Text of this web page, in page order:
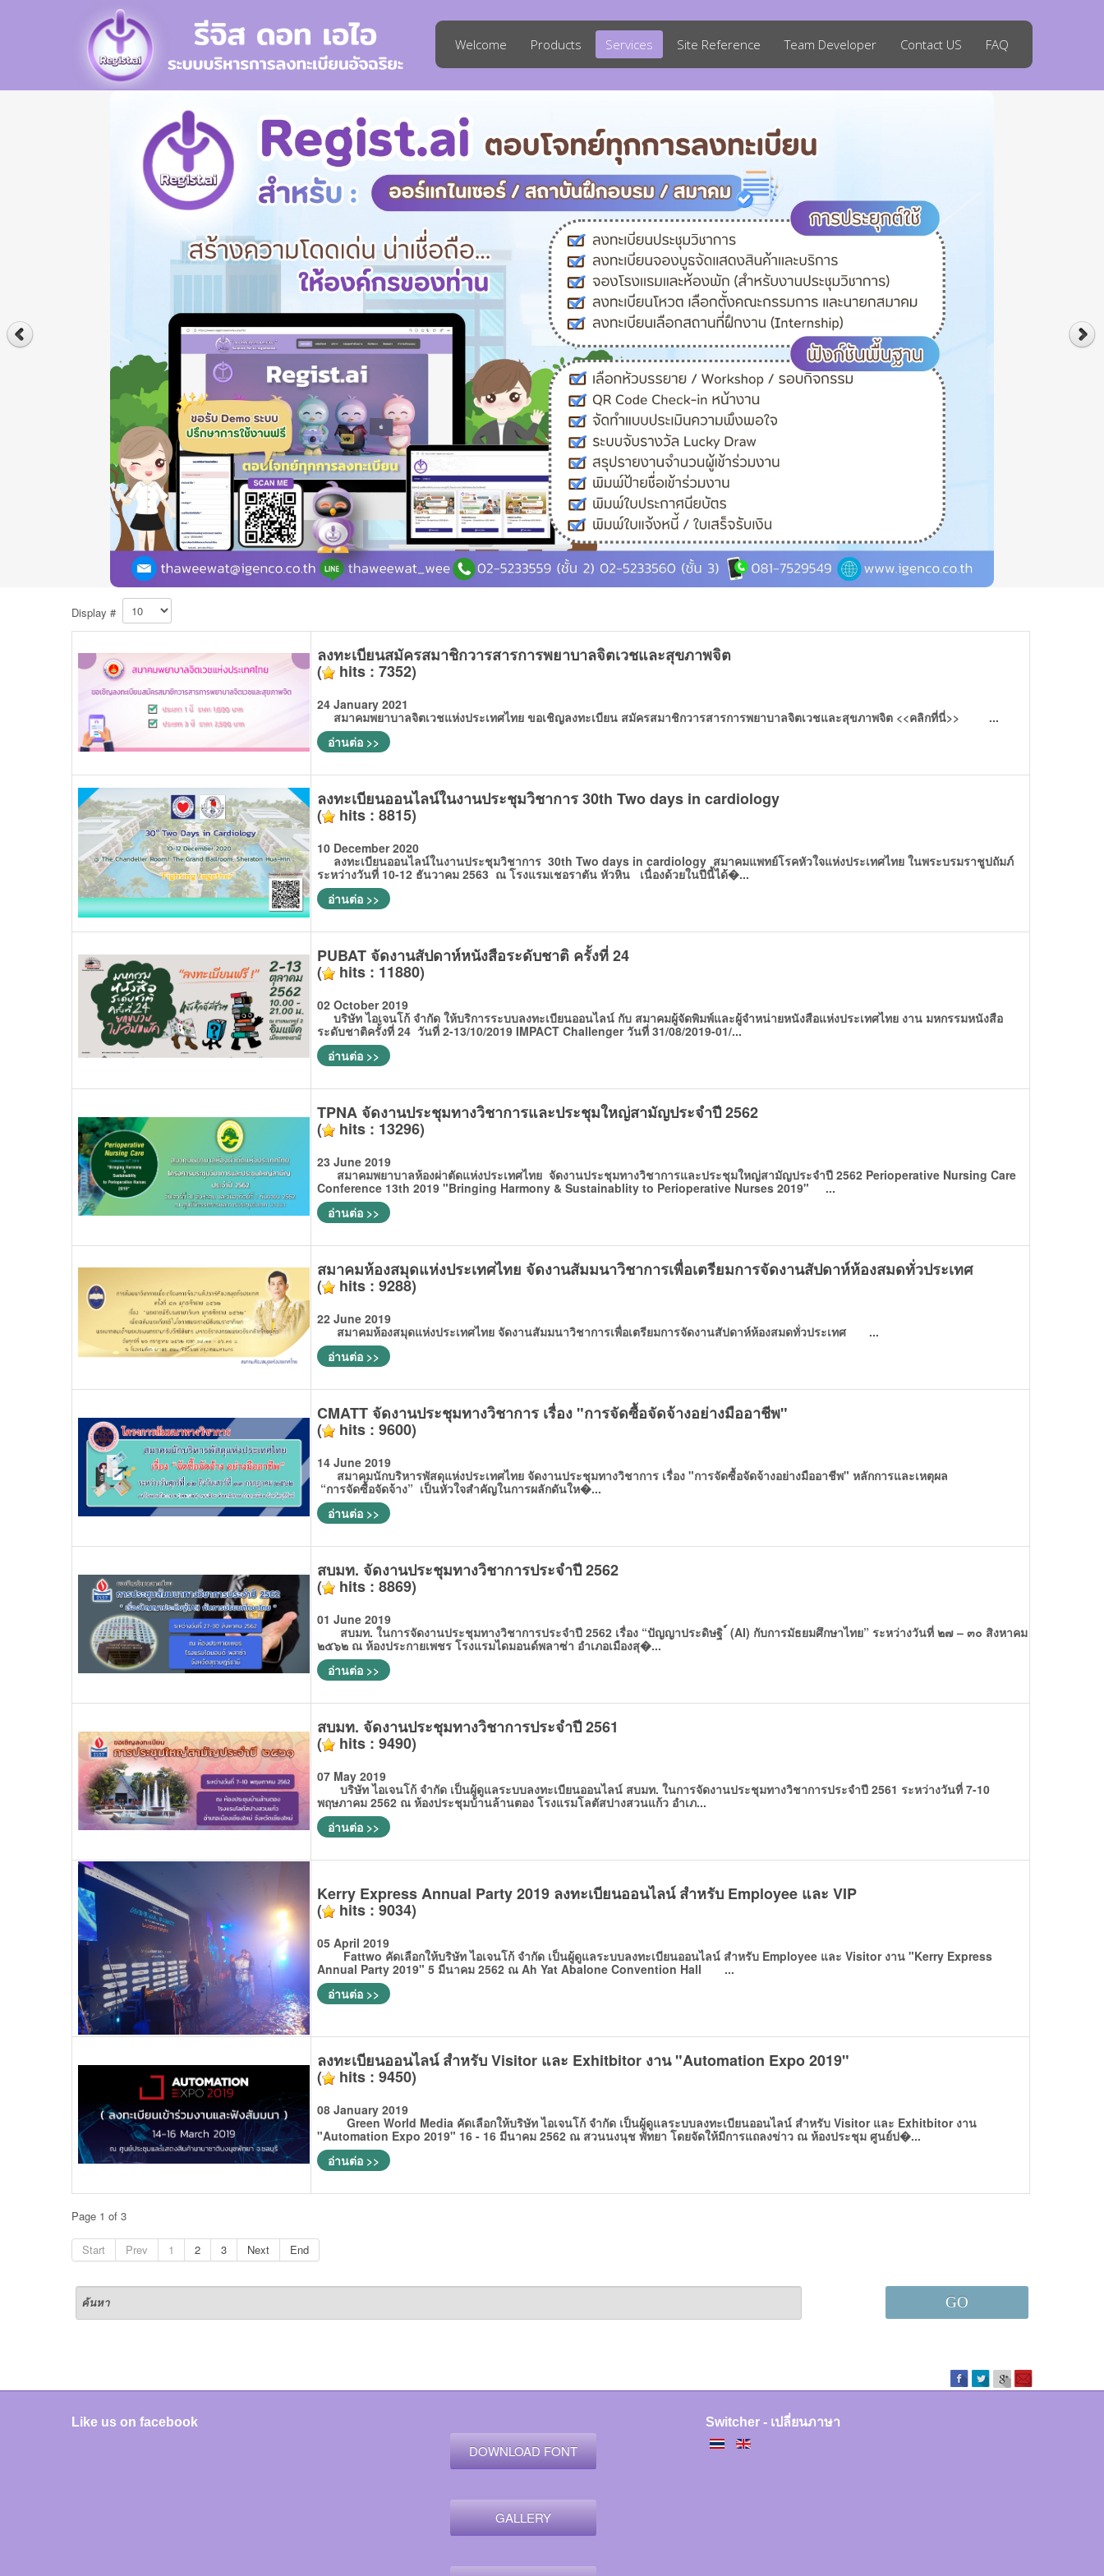
Welcome Products Services Site Reference Team Developer Contact US FAQ
Display #
ลงทะเบียนสมัครสมาชิกวารสารการพยาบาลจิตเวชและสุขภาพจิต
( hits : 7352)
24 January 2021
สมาคมพยาบาลจิตเวชแห่งประเทศไทย ขอเชิญลงทะเบียน สมัครสมาชิกวารสารการพยาบาลจิตเวชและสุขภาพจิต <<คลิกที่นี่>> ...
อ่านต่อ >>
ลงทะเบียนออนไลน์ในงานประชุมวิชาการ 30th Two days in cardiology
( hits : 8815)
10 December 2020
ลงทะเบียนออนไลน์ในงานประชุมวิชาการ 30th Two days in cardiology สมาคมแพทย์โรคหัวใจแห่งประเทศไทย ในพระบรมราชูปถัมภ์
ระหว่างวันที่ 10-12 ธันวาคม 2563 ณ โรงแรมเชอราตัน หัวหิน เนื่องด้วยในปีนี้ได้�...
อ่านต่อ >>
PUBAT จัดงานสัปดาห์หนังสือระดับชาติ ครั้งที่ 24
( hits : 11880)
02 October 2019
บริษัท ไอเจนโก้ จำกัด ให้บริการระบบลงทะเบียนออนไลน์ กับ สมาคมผู้จัดพิมพ์และผู้จำหน่ายหนังสือแห่งประเทศไทย งาน มหกรรมหนังสือ
ระดับชาติครั้งที่ 24 วันที่ 2-13/10/2019 IMPACT Challenger วันที่ 31/08/2019-01/...
อ่านต่อ >>
TPNA จัดงานประชุมทางวิชาการและประชุมใหญ่สามัญประจำปี 2562
( hits : 13296)
23 June 2019
สมาคมพยาบาลห้องผ่าตัดแห่งประเทศไทย จัดงานประชุมทางวิชาการและประชุมใหญ่สามัญประจำปี 2562 Perioperative Nursing Care
Conference 13th 2019 "Bringing Harmony & Sustainablity to Perioperative Nurses 2019" ...
อ่านต่อ >>
สมาคมห้องสมุดแห่งประเทศไทย จัดงานสัมมนาวิชาการเพื่อเตรียมการจัดงานสัปดาห์ห้องสมดทั่วประเทศ
( hits : 9288)
22 June 2019
สมาคมห้องสมุดแห่งประเทศไทย จัดงานสัมมนาวิชาการเพื่อเตรียมการจัดงานสัปดาห์ห้องสมดทั่วประเทศ ...
อ่านต่อ >>
CMATT จัดงานประชุมทางวิชาการ เรื่อง "การจัดซื้อจัดจ้างอย่างมืออาชีพ"
( hits : 9600)
14 June 2019
สมาคมนักบริหารพัสดุแห่งประเทศไทย จัดงานประชุมทางวิชาการ เรื่อง "การจัดซื้อจัดจ้างอย่างมืออาชีพ" หลักการและเหตุผล
“การจัดซื้อจัดจ้าง” เป็นหัวใจสำคัญในการผลักดันให�...
อ่านต่อ >>
สบมท. จัดงานประชุมทางวิชาการประจำปี 2562
( hits : 8869)
01 June 2019
สบมท. ในการจัดงานประชุมทางวิชาการประจำปี 2562 เรื่อง “ปัญญาประดิษฐิ ์ (AI) กับการมัธยมศึกษาไทย” ระหว่างวันที่ ๒๗ – ๓๐ สิงหาคม
๒๕๖๒ ณ ห้องประกายเพชร โรงแรมไดมอนด์พลาซ่า อําเภอเมืองสุ�...
อ่านต่อ >>
สบมท. จัดงานประชุมทางวิชาการประจำปี 2561
( hits : 9490)
07 May 2019
บริษัท ไอเจนโก้ จำกัด เป็นผู้ดูแลระบบลงทะเบียนออนไลน์ สบมท. ในการจัดงานประชุมทางวิชาการประจำปี 2561 ระหว่างวันที่ 7-10
พฤษภาคม 2562 ณ ห้องประชุมบ้านล้านตอง โรงแรมโลตัสปางสวนแก้ว อำเภ...
อ่านต่อ >>
Kerry Express Annual Party 2019 ลงทะเบียนออนไลน์ สำหรับ Employee และ VIP
( hits : 9034)
05 April 2019
Fattwo คัดเลือกให้บริษัท ไอเจนโก้ จำกัด เป็นผู้ดูแลระบบลงทะเบียนออนไลน์ สำหรับ Employee และ Visitor งาน "Kerry Express
Annual Party 2019" 5 มีนาคม 2562 ณ Ah Yat Abalone Convention Hall ...
อ่านต่อ >>
ลงทะเบียนออนไลน์ สำหรับ Visitor และ Exhitbitor งาน "Automation Expo 2019"
( hits : 9450)
08 January 2019
Green World Media คัดเลือกให้บริษัท ไอเจนโก้ จำกัด เป็นผู้ดูแลระบบลงทะเบียนออนไลน์ สำหรับ Visitor และ Exhitbitor งาน
"Automation Expo 2019" 16 - 16 มีนาคม 2562 ณ สวนนงนุช พัทยา โดยจัดให้มีการแถลงข่าว ณ ห้องประชุม ศูนย์ป�...
อ่านต่อ >>
Page 1 of 3
Start Prev 1 2 3 Next End
GO
Like us on facebook
DOWNLOAD FONT
GALLERY
Switcher - เปลี่ยนภาษา